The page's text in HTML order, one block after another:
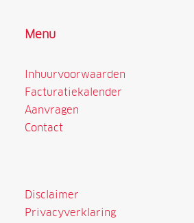
Menu
Inhuurvoorwaarden
Facturatiekalender
Aanvragen
Contact
Disclaimer
Privacyverklaring